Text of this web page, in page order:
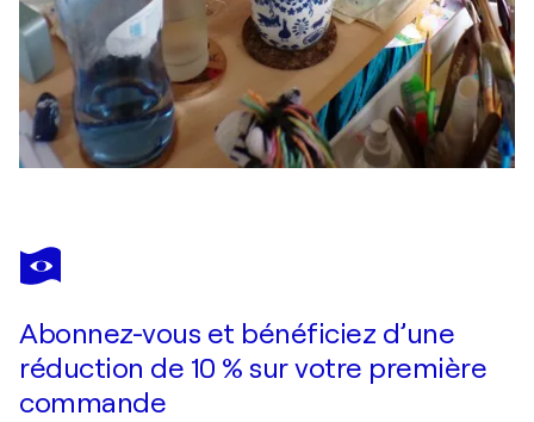
Abonnez-vous et bénéficiez d’une
réduction de 10 % sur votre première
commande